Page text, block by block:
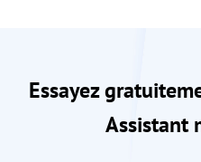
Essayez
Assistant